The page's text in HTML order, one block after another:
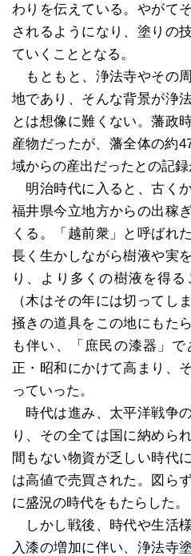
わりを伝えている。やがて
されるようになり、塗りの
ていくこととなる。
もともと、浄法寺やその
地であり、そんな背景が浄
とは想像に難くない。藩政
産物だったが、藩全体の約
域からの産出だったとの記録
明治時代に入ると、古く
福井県今立地方からの出稼
くる。「越前衆」と呼ばれ
長く生かしながら樹液や実
り、より多くの樹液を得
（木はその年には切ってし
掻きの道具をこの地にもた
も伴い、「庶民の漆器」
正・昭和にかけて高まり、
っていった。
時代は進み、太平洋戦争
り、その全ては国に納めら
間もない物資が乏しい時代
は高値で売買された。図ら
に盛況の時代をもたらした。
しかし戦後、時代や生活
入漆の増加に伴い、浄法寺